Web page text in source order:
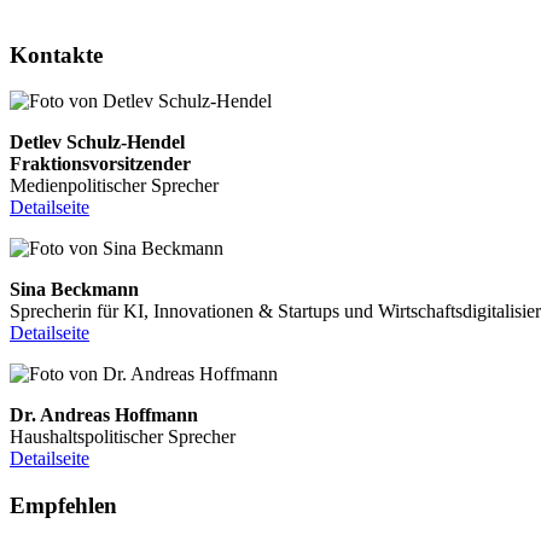
Kontakte
Detlev Schulz-Hendel
Fraktionsvorsitzender
Medienpolitischer Sprecher
Detailseite
Sina Beckmann
Sprecherin für KI, Innovationen & Startups und
Detailseite
Dr. Andreas Hoffmann
Haushaltspolitischer Sprecher
Detailseite
Empfehlen